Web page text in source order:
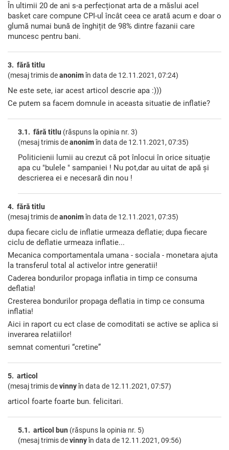
În ultimii 20 de ani s-a perfecționat arta de a măslui acel
basket care compune CPI-ul încât ceea ce arată acum e doar o
glumă numai bună de înghițit de 98% dintre fazanii care
muncesc pentru bani.
3. fără titlu
(mesaj trimis deanonimîn data de 12.11.2021, 07:24)
Ne este sete, iar acest articol descrie apa :)))
Ce putem sa facem domnule in aceasta situatie de inflatie?
3.1. fără titlu (răspuns la opinia nr. 3)
(mesaj trimis deanonimîn data de 12.11.2021, 07:35)
Politicienii lumii au crezut că pot înlocui în orice situație
apa cu "bulele " sampaniei ! Nu pot,dar au uitat de apă și
descrierea ei e necesară din nou !
4. fără titlu
(mesaj trimis deanonimîn data de 12.11.2021, 07:35)
dupa fiecare ciclu de inflatie urmeaza deflatie; dupa fiecare
ciclu de deflatie urmeaza inflatie...
Mecanica comportamentala umana - sociala - monetara ajuta
la transferul total al activelor intre generatii!
Caderea bondurilor propaga inflatia in timp ce consuma
deflatia!
Cresterea bondurilor propaga deflatia in timp ce consuma
inflatia!
Aici in raport cu ect clase de comoditati se active se aplica si
inverarea relatiilor!
semnat comenturi “cretine”
5. articol
(mesaj trimis devinnyîn data de 12.11.2021, 07:57)
articol foarte foarte bun. felicitari.
5.1. articol bun (răspuns la opinia nr. 5)
(mesaj trimis devinnyîn data de 12.11.2021, 09:56)